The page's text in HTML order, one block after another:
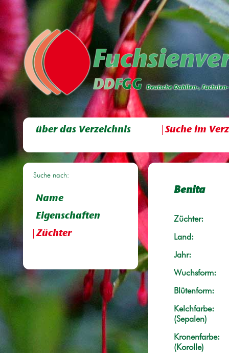
über das Verzeichnis Suche im
Suche nach:
Name
Eigenschaften
Züchter
Benita
Züchter:
Land:
Jahr:
Wuchsform:
Blütenform:
Kelchfarbe:
(Sepalen)
Kronenfarbe:
(Korolle)